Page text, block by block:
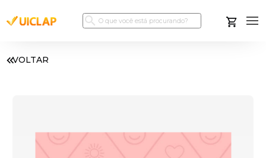
VOLTAR